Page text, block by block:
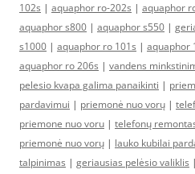
102s | aquaphor ro-202s | aquaphor
aquaphor s800 | aquaphor s550 |
s1000 | aquaphor ro 101s | aquaphor
aquaphor ro 206s | vandens
pelesio kvapa galima panaikinti |
pardavimui | priemonė nuo vorų |
priemone nuo voru | telefonų
priemonė nuo vorų | lauko kubilai
talpinimas | geriausias pelėsio valiklis |